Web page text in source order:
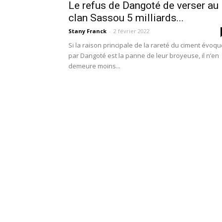
Le refus de Dangoté de verser au
clan Sassou 5 milliards...
Stany Franck - 2 février 2022
Si la raison principale de la rareté du ciment
par Dangoté est la panne de leur broyeuse, il n’en
demeure moins...